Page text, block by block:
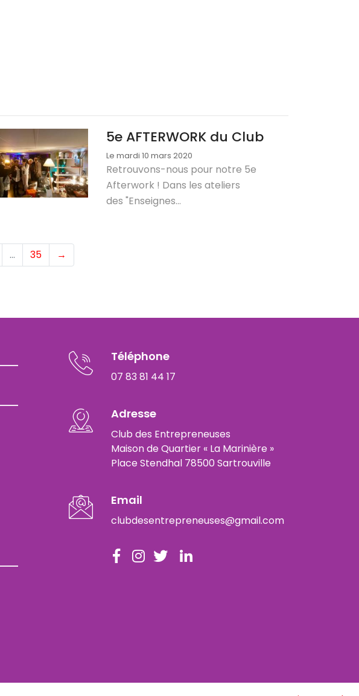
5e AFTERWORK du Club
Le mardi 10 mars 2020
Retrouvons-nous pour notre 5e
Afterwork ! Dans les ateliers
des "Enseignes...
… 35 →
Téléphone
07 83 81 44 17
Adresse
Club des Entrepreneuses
Maison de Quartier « La Marinière »
Place Stendhal 78500 Sartrouville
Email
clubdesentrepreneuses@gmail.com